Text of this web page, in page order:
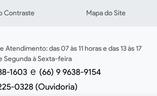
e links de
Contraste Mapa do Site
Atendimento: das 07 às 11 horas e das 13 às 17
Segunda à Sexta-feira
1603 e (66) 9 9638-9154
0328 (Ouvidoria)